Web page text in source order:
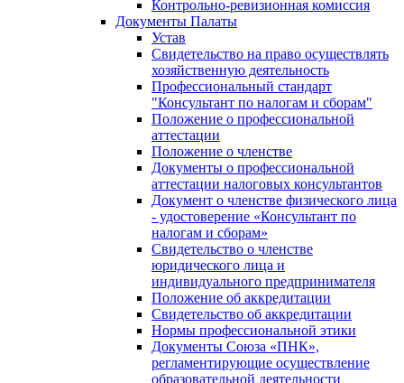
Контрольно-ревизионная комиссия
Документы Палаты
Устав
Свидетельство на право осуществлять
хозяйственную деятельность
Профессиональный стандарт
"Консультант по налогам и сборам"
Положение о профессиональной
аттестации
Положение о членстве
Документы о профессиональной
аттестации налоговых консультантов
Документ о членстве физического лица
- удостоверение «Консультант по
налогам и сборам»
Свидетельство о членстве
юридического лица и
индивидуального предпринимателя
Положение об аккредитации
Свидетельство об аккредитации
Нормы профессиональной этики
Документы Союза «ПНК»,
регламентирующие осуществление
образовательной деятельности